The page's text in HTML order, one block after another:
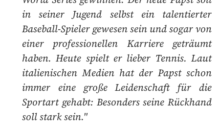
in seiner Jugend selbst ein talentierter
Baseball-Spieler gewesen sein und sogar von
einer professionellen Karriere geträumt
haben. Heute spielt er lieber Tennis. Laut
italienischen Medien hat der Papst schon
immer eine große Leidenschaft für die
Sportart gehabt: Besonders seine Rückhand
soll stark sein."